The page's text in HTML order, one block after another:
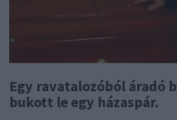
Egy ravatalozóból áradó
bukott le egy házaspár.